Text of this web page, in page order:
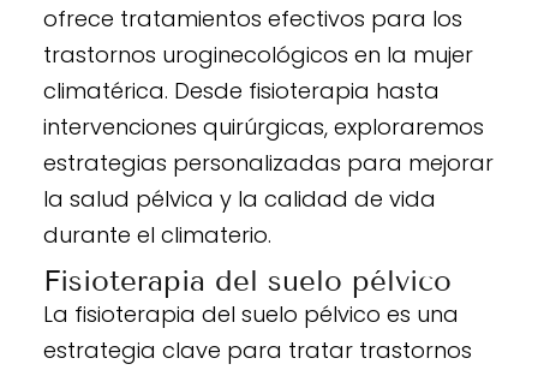
ofrece tratamientos efectivos para los
trastornos uroginecológicos en la mujer
climatérica. Desde fisioterapia hasta
intervenciones quirúrgicas, exploraremos
estrategias personalizadas para mejorar
la salud pélvica y la calidad de vida
durante el climaterio.
Fisioterapia del suelo pélvico
La fisioterapia del suelo pélvico es una
estrategia clave para tratar trastornos